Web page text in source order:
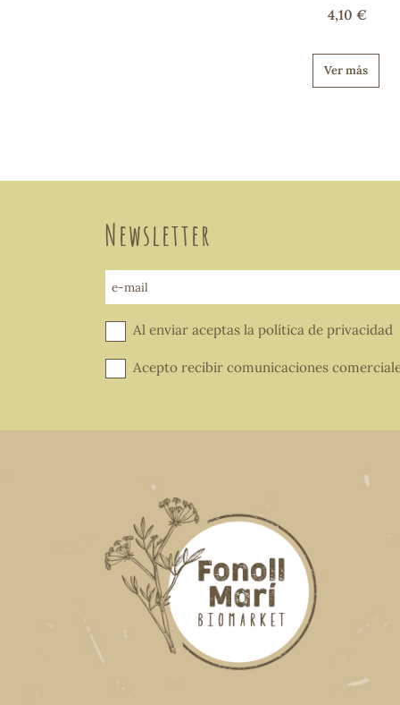
4,10 €
Ver más
Newsletter
e-mail
Al enviar aceptas la política de privacidad
Acepto recibir comunicaciones